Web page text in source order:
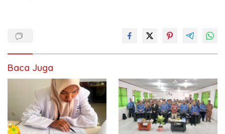
Baca Juga